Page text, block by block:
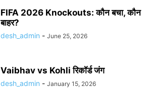
FIFA 2026 Knockouts: कौन बचा, कौन
बाहर?
desh_admin - June 25, 2026
Vaibhav vs Kohli रिकॉर्ड जंग
desh_admin - January 15, 2026